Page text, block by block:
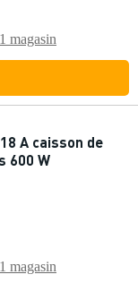
1 magasin
A caisson de
600 W
1 magasin